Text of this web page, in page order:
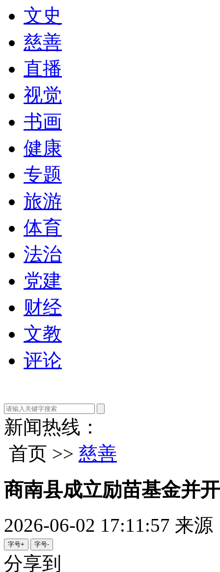
文史
慈善
直播
视觉
书画
健康
专题
旅游
体育
法治
党建
财经
文教
评论
新闻热线：
首页 >> 慈善
商南县成立励苗基金并
2026-06-02 17:11:57 来源
字号+ 字号-
分享到